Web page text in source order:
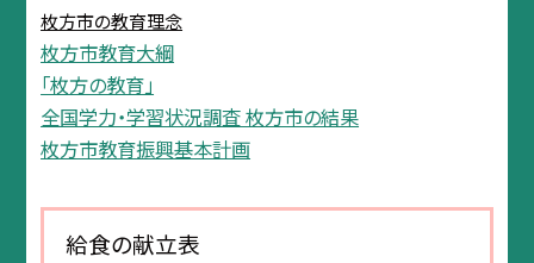
枚方市の教育理念
枚方市教育大綱
「枚方の教育」
全国学力・学習状況調査 枚方市の結果
枚方市教育振興基本計画
給食の献立表